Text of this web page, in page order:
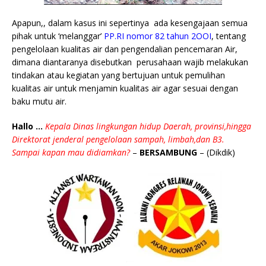
Apapun,, dalam kasus ini sepertinya ada kesengajaan semua
pihak untuk ‘melanggar’ PP.RI nomor 82 tahun 2OOI, tentang
pengelolaan kualitas air dan pengendalian pencemaran Air,
dimana diantaranya disebutkan perusahaan wajib melakukan
tindakan atau kegiatan yang bertujuan untuk pemulihan
kualitas air untuk menjamin kualitas air agar sesuai dengan
baku mutu air.
Hallo … Kepala Dinas lingkungan hidup Daerah, provinsi,hingga
Direktorat jenderal pengelolaan sampah, limbah,dan B3.
Sampai kapan mau didiamkan?– BERSAMBUNG – (Dikdik)